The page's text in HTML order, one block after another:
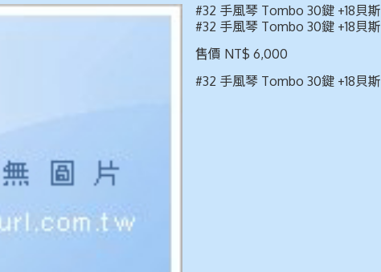
#32 手風琴 Tombo 30鍵 +18貝斯
#32 手風琴 Tombo 30鍵 +18貝斯
售價 NT$ 6,000
#32 手風琴 Tombo 30鍵 +18貝斯